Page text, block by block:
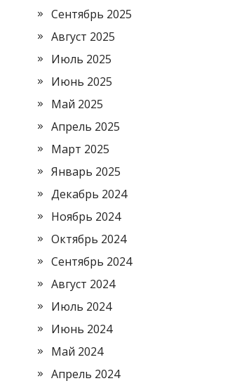
Сентябрь 2025
Август 2025
Июль 2025
Июнь 2025
Май 2025
Апрель 2025
Март 2025
Январь 2025
Декабрь 2024
Ноябрь 2024
Октябрь 2024
Сентябрь 2024
Август 2024
Июль 2024
Июнь 2024
Май 2024
Апрель 2024